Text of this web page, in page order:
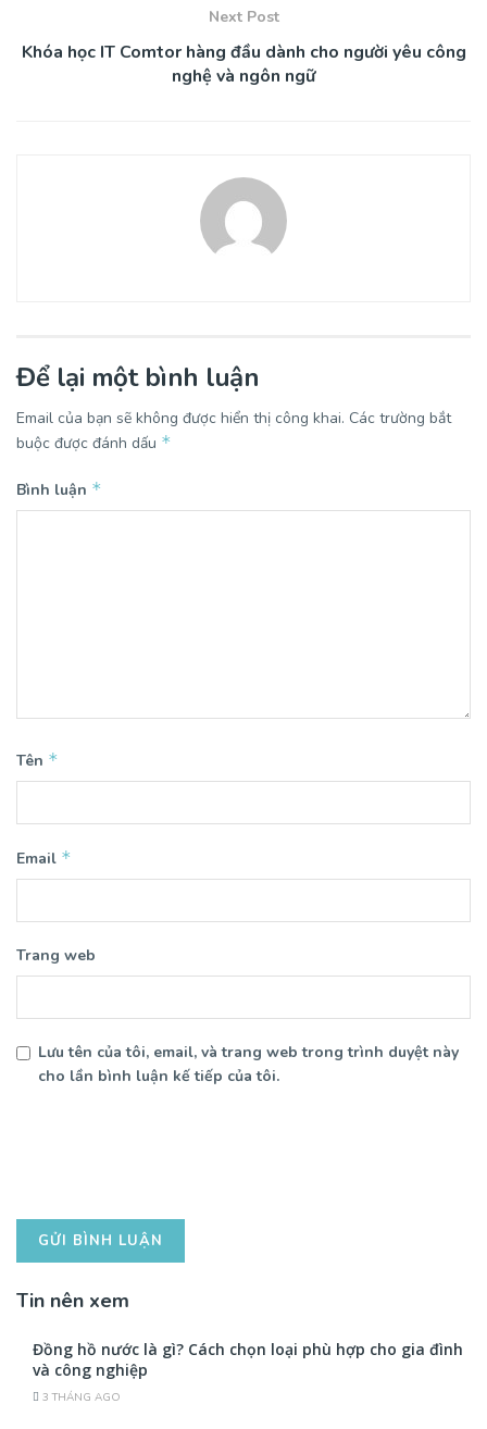
Next Post
Khóa học IT Comtor hàng đầu dành cho người yêu công
nghệ và ngôn ngữ
Để lại một bình luận
Email của bạn sẽ không được hiển thị công khai. Các trường bắt
buộc được đánh dấu *
Bình luận *
Tên *
Email *
Trang web
Lưu tên của tôi, email, và trang web trong trình duyệt này
cho lần bình luận kế tiếp của tôi.
Tin nên xem
Đồng hồ nước là gì? Cách chọn loại phù hợp cho gia đình
và công nghiệp
3 THÁNG AGO